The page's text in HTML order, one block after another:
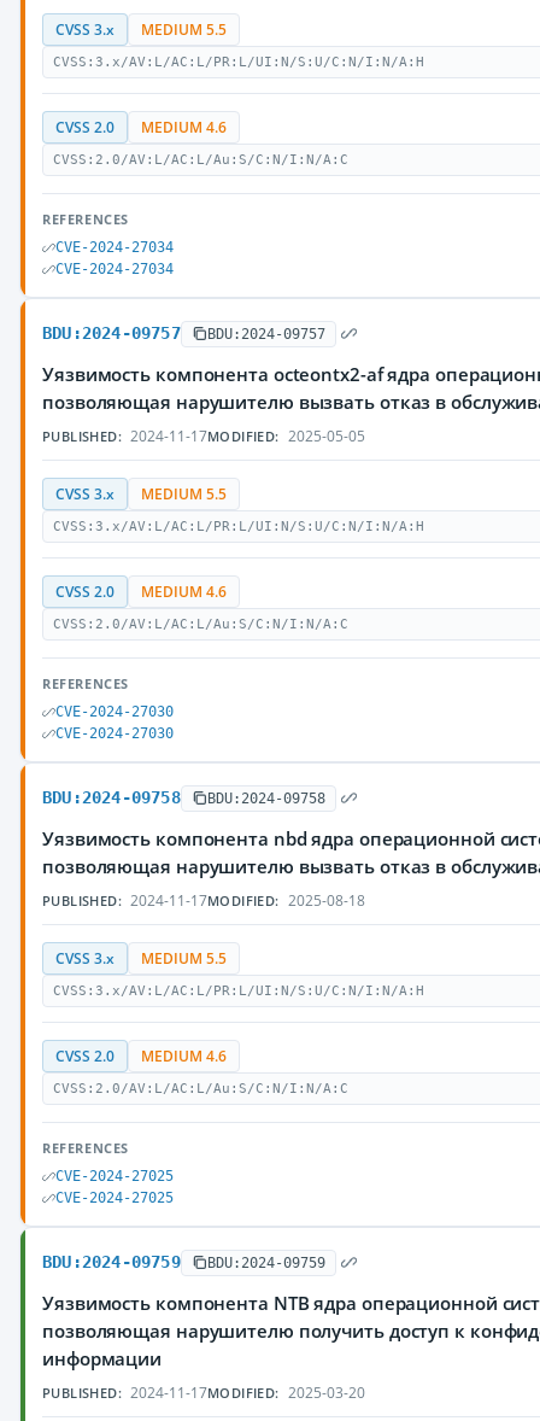
CVSS 3.x MEDIUM 5.5
CVSS:3.x/AV:L/AC:L/PR:L/UI:N/S:U/C:N/I:N/A:H
CVSS 2.0 MEDIUM 4.6
CVSS:2.0/AV:L/AC:L/Au:S/C:N/I:N/A:C
REFERENCES
CVE-2024-27034
CVE-2024-27034
BDU:2024-09757 BDU:2024-09757
Уязвимость компонента octeontx2-af ядра
позволяющая нарушителю вызвать отказ в
PUBLISHED: 2024-11-17MODIFIED: 2025-05-05
CVSS 3.x MEDIUM 5.5
CVSS:3.x/AV:L/AC:L/PR:L/UI:N/S:U/C:N/I:N/A:H
CVSS 2.0 MEDIUM 4.6
CVSS:2.0/AV:L/AC:L/Au:S/C:N/I:N/A:C
REFERENCES
CVE-2024-27030
CVE-2024-27030
BDU:2024-09758 BDU:2024-09758
Уязвимость компонента nbd ядра операционной
позволяющая нарушителю вызвать отказ в
PUBLISHED: 2024-11-17MODIFIED: 2025-08-18
CVSS 3.x MEDIUM 5.5
CVSS:3.x/AV:L/AC:L/PR:L/UI:N/S:U/C:N/I:N/A:H
CVSS 2.0 MEDIUM 4.6
CVSS:2.0/AV:L/AC:L/Au:S/C:N/I:N/A:C
REFERENCES
CVE-2024-27025
CVE-2024-27025
BDU:2024-09759 BDU:2024-09759
Уязвимость компонента NTB ядра операционной
позволяющая нарушителю получить доступ к
информации
PUBLISHED: 2024-11-17MODIFIED: 2025-03-20